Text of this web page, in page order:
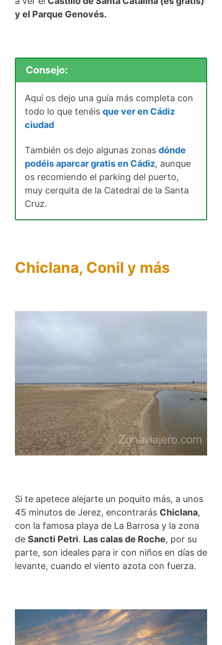
y el Parque Genovés.
Consejo:
Aquí os dejo una guía más completa con
todo lo que tenéis que ver en Cádiz
ciudad
También os dejo algunas zonas dónde
podéis aparcar gratis en Cádiz, aunque
os recomiendo el parking del puerto,
muy cerquita de la Catedral de la Santa
Cruz.
Chiclana, Conil y más
Si te apetece alejarte un poquito más, a unos
45 minutos de Jerez, encontrarás Chiclana,
con la famosa playa de La Barrosa y la zona
de Sancti Petri. Las calas de Roche, por su
parte, son ideales para ir con niños en días de
levante, cuando el viento azota con fuerza.